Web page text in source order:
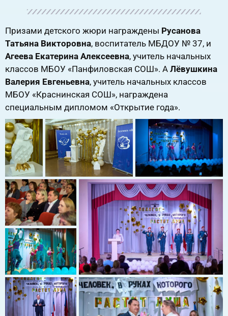
Призами детского жюри награждены Русанова
Татьяна Викторовна, воспитатель МБДОУ № 37, и
Агеева Екатерина Алексеевна, учитель начальных
классов МБОУ «Панфиловская СОШ». А Лёвушкина
Валерия Евгеньевна, учитель начальных классов
МБОУ «Краснинская СОШ», награждена
специальным дипломом «Открытие года».